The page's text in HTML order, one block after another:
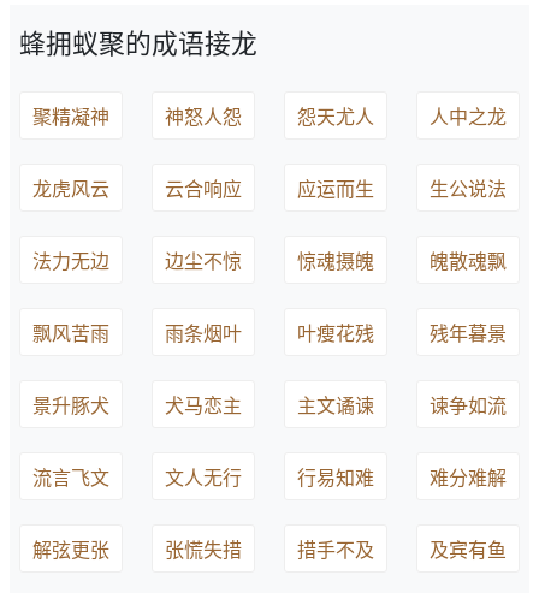
蜂拥蚁聚的成语接龙
聚精凝神 神怒人怨 怨天尤人 人中之龙
龙虎风云 云合响应 应运而生 生公说法
法力无边 边尘不惊 惊魂摄魄 魄散魂飘
飘风苦雨 雨条烟叶 叶瘦花残 残年暮景
景升豚犬 犬马恋主 主文谲谏 谏争如流
流言飞文 文人无行 行易知难 难分难解
解弦更张 张慌失措 措手不及 及宾有鱼